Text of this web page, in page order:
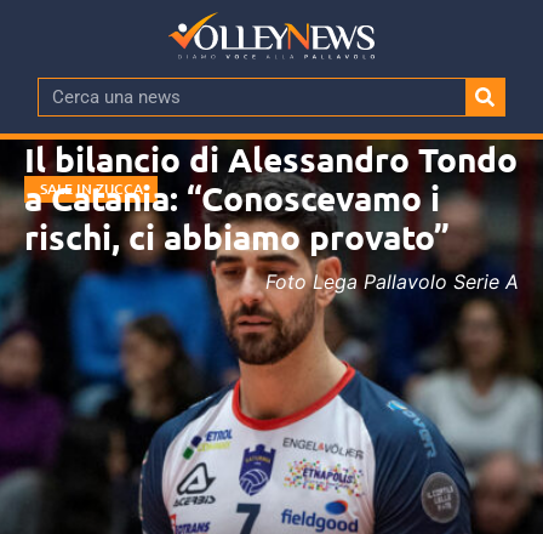
SALE IN ZUCCA
Il bilancio di Alessandro Tondo
a Catania: “Conoscevamo i
rischi, ci abbiamo provato”
Foto Lega Pallavolo Serie A